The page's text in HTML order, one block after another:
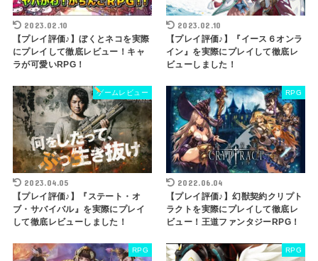
2023.02.10
【プレイ評価♪】ぼくとネコを実際
にプレイして徹底レビュー！キャ
ラが可愛いRPG！
2023.02.10
【プレイ評価♪】『イース６オンラ
イン』を実際にプレイして徹底レ
ビューしました！
ゲームレビュー
2023.04.05
【プレイ評価♪】『ステート・オ
ブ・サバイバル』を実際にプレイ
して徹底レビューしました！
RPG
2022.06.04
【プレイ評価♪】幻獣契約クリプト
ラクトを実際にプレイして徹底レ
ビュー！王道ファンタジーRPG！
RPG RPG